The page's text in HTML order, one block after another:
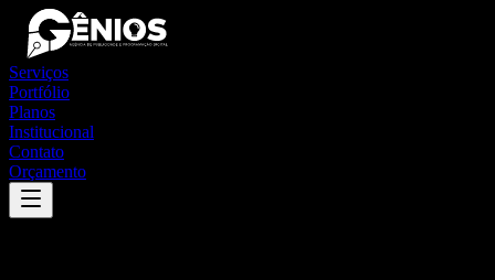
Serviços
Portfólio
Planos
Institucional
Contato
Orçamento